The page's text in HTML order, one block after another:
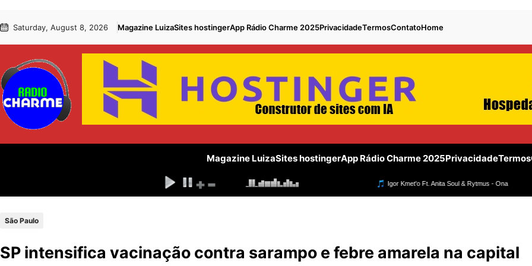
para
conteúdo
to Saturday, August 8, 2026 Magazine LuizaSites hostingerApp Rádio Charme 2025PrivacidadeTermosContatoHome
Magazine LuizaSites hostingerApp Rádio Charme 2025PrivacidadeTermos
São Paulo
SP intensifica vacinação contra sarampo e febre amarela na capital